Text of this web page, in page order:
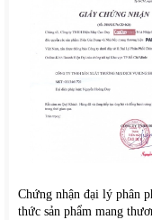
Chứng nhận đại lý phân
thức sản phẩm mang